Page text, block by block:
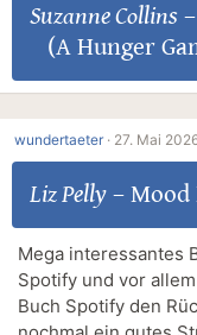
Suzanne Collins –
(A Hunger
wundertaeter · 27. Mai
Liz Pelly– Mood
Mega interessantes
Spotify und vor
Buch Spotify den